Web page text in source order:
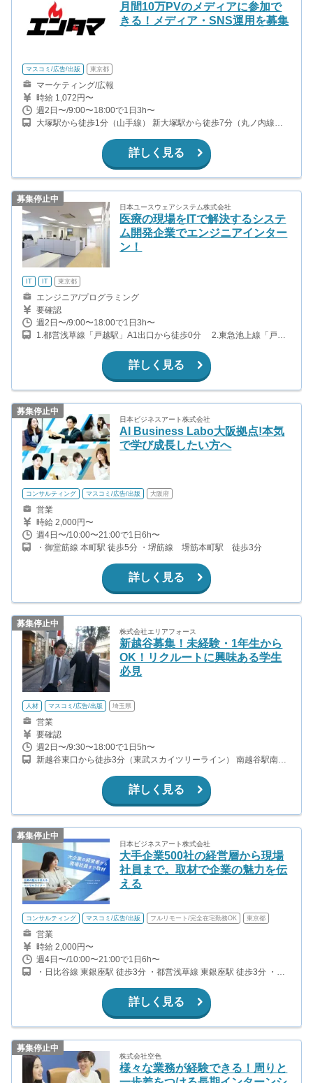
月間10万PVのメディアに参加で
きる！メディア・SNS運用を募集
マスコミ/広告/出版 東京都
マーケティング/広報
時給 1,072円〜
週2日〜/9:00〜18:00で1日3h〜
大塚駅から徒歩1分（山手線） 新大塚駅から徒歩7分（丸ノ内線）
詳しく見る
募集停止中
日本ユースウェアシステム株式会社
医療の現場をITで解決するシステ
ム開発企業でエンジニアインター
ン！
IT IT 東京都
エンジニア/プログラミング
要確認
週2日〜/9:00〜18:00で1日3h〜
1.都営浅草線「戸越駅」A1出口から徒歩0分 2.東急池上線「戸越
詳しく見る
募集停止中
日本ビジネスアート株式会社
AI Business Labo大阪拠点!本気
で学び成長したい方へ
コンサルティング マスコミ/広告/出版 大阪府
営業
時給 2,000円〜
週4日〜/10:00〜21:00で1日6h〜
・御堂筋線 本町駅 徒歩5分 ・堺筋線 堺筋本町駅 徒歩3分
詳しく見る
募集停止中
株式会社エリアフォース
新越谷募集！未経験・1年生から
OK！リクルートに興味ある学生
必見
人材 マスコミ/広告/出版 埼玉県
営業
要確認
週2日〜/9:30〜18:00で1日5h〜
新越谷東口から徒歩3分（東武スカイツリーライン） 南越谷駅南口
詳しく見る
募集停止中
日本ビジネスアート株式会社
大手企業500社の経営層から現場
社員まで。取材で企業の魅力を伝
える
コンサルティング マスコミ/広告/出版 フルリモート/完全在宅勤務OK 東京都
営業
時給 2,000円〜
週4日〜/10:00〜21:00で1日6h〜
・日比谷線 東銀座駅 徒歩3分 ・都営浅草線 東銀座駅 徒歩3分 ・銀
詳しく見る
募集停止中
株式会社空色
様々な業務が経験できる！周りと